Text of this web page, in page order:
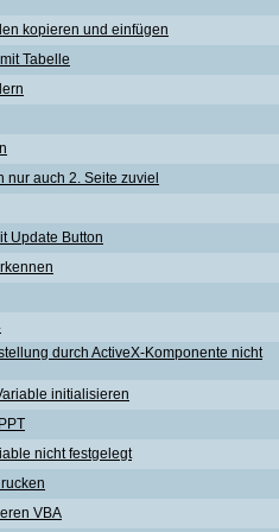
kopieren und einfügen
Tabelle
auch 2. Seite zuviel
Update Button
durch ActiveX-Komponente nicht
initialisieren
nicht festgelegt
VBA